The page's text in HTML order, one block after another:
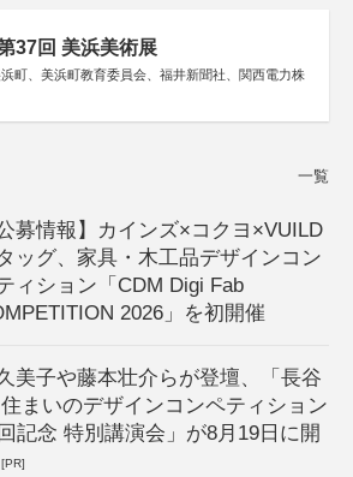
37回 美浜美術展
町、美浜町教育委員会、福井新聞社、関西電力株
一覧
公募情報】カインズ×コクヨ×VUILD
ッグ、家具・木工品デザインコン
ィション「CDM Digi Fab
2026」を初開催
美子や藤本壮介らが登壇、「長谷
まいのデザインコンペティション
記念 特別講演会」が8月19日に開
[PR]